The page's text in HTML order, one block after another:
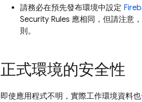
請務必在預先發布環境中設定
Security Rules 應相同，但請注意
則。
正式環境的安全性
即使應用程式不明，實際工作環境資料